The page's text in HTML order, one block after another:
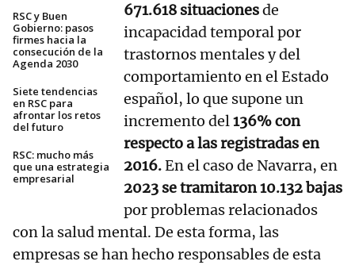
RSC y Buen
Gobierno: pasos
firmes hacia la
consecución de la
Agenda 2030
Siete tendencias
en RSC para
afrontar los retos
del futuro
RSC: mucho más
que una estrategia
empresarial
671.618 situacionesde
incapacidad temporal por
trastornos mentales y del
comportamiento en el Estado
español, lo que supone un
incremento del136% con
respecto a las registradas en
2016.En el caso de Navarra, en
2023 se tramitaron 10.132 bajas
por problemas relacionados
con la salud mental. De esta forma, las
empresas se han hecho responsables de esta